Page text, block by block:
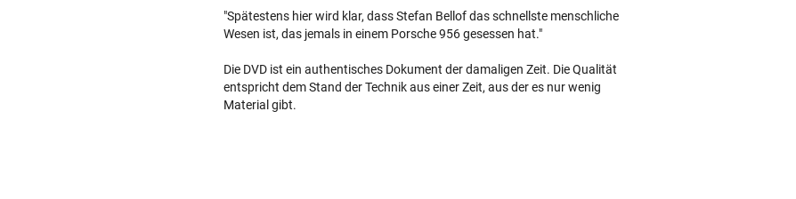
"Spätestens hier wird klar, dass Stefan Bellof das schnellste menschliche
Wesen ist, das jemals in einem Porsche 956 gesessen hat."
Die DVD ist ein authentisches Dokument der damaligen Zeit. Die Qualität
entspricht dem Stand der Technik aus einer Zeit, aus der es nur wenig
Material gibt.